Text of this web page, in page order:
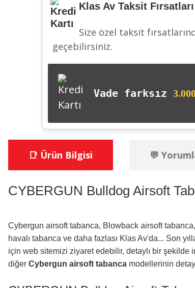
Klas Av Taksit
Size özel taksit
geçebilirsiniz.
Vade farksız
📑 Ürün Bilgisi 💬
CYBERGUN Bulldog Airsoft
Cybergun airsoft tabanca, Blowback airsoft
havalı tabanca ve daha fazlası Klas Av'da... Son
için web sitemizi ziyaret edebilir, detaylı bir
diğer Cybergun airsoft tabanca modellerinin